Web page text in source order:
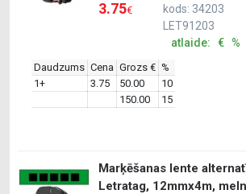
3.75€
kods: 34203
LET91203
atlaide: € %
Daudzums Cena Grozs € %
1+
3.75 50.00
10
150.00
15
Marķēšanas lente
Letratag, 12mmx4m,